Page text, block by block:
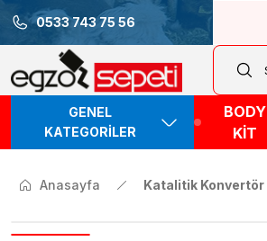
0533 743 75 56
GENEL
KATEGORİLER
BODY
KİT
Anasayfa Katalitik Konvertör